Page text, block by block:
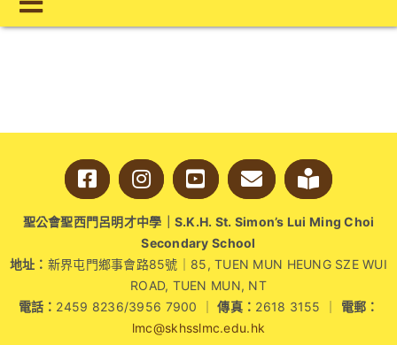
Toggle
明才人成長階梯
教師專業社群
學生成就與學校活動
我們的聯繫
聖公會聖西門呂明才中學｜S.K.H. St. Simon’s Lui Ming Choi
Secondary School
地址： 新界屯門鄉事會路85號｜85, TUEN MUN HEUNG SZE WUI
ROAD, TUEN MUN, NT
電話： 2459 8236/3956 7900 ｜傳真： 2618 3155 ｜ 電郵：
lmc@skhsslmc.edu.hk